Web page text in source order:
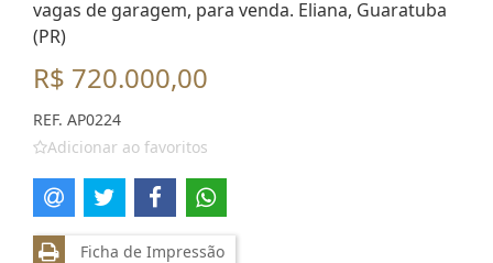
vagas de garagem, para venda. Eliana, Guaratuba
(PR)
R$ 720.000,00
REF. AP0224
Adicionar ao favoritos
Ficha de Impressão